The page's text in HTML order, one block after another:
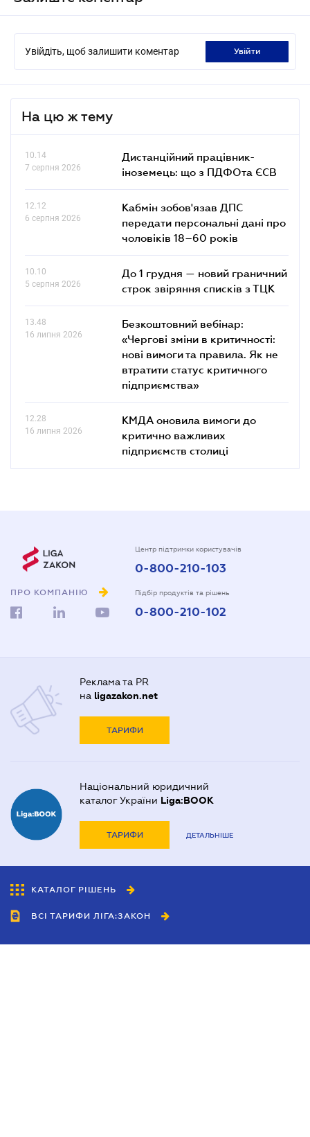
Увійдіть, щоб залишити коментар увійти
На цю ж тему
10.14
7 серпня 2026
Дистанційний працівник-
іноземець: що з ПДФОта ЄСВ
12.12
6 серпня 2026
Кабмін зобов'язав ДПС
передати персональні дані про
чоловіків 18–60 років
10.10
5 серпня 2026
До 1 грудня — новий граничний
строк звіряння списків з ТЦК
13.48
16 липня 2026
Безкоштовний вебінар:
«Чергові зміни в критичності:
нові вимоги та правила. Як не
втратити статус критичного
підприємства»
12.28
16 липня 2026
КМДА оновила вимоги до
критично важливих
підприємств столиці
ПРО КОМПАНІЮ
Центр підтримки користувачів
0-800-210-103
Підбір продуктів та рішень
0-800-210-102
Реклама та PR
на ligazakon.net
ТАРИФИ
Національний юридичний
каталог України Liga:BOOK
ТАРИФИ ДЕТАЛЬНІШЕ
КАТАЛОГ РІШЕНЬ
ВСІ ТАРИФИ ЛІГА:ЗАКОН